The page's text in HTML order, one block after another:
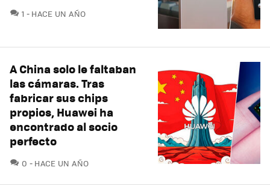
1 COMENTARIOS
HACE UN AÑO
A China solo le faltaban
las cámaras. Tras
fabricar sus chips
propios, Huawei ha
encontrado al socio
perfecto
0 COMENTARIOS
HACE UN AÑO